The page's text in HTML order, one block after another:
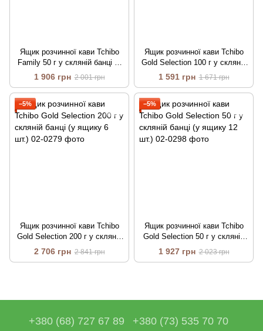
Ящик розчинної кави Tchibo
Family 50 г у скляній банці (у
ящику 12 шт.)
1 906 грн 2 001 грн
Ящик розчинної кави Tchibo
Gold Selection 100 г у скляній
банці (у ящику 6 шт.)
1 591 грн 1 671 грн
−5%
Ящик розчинної кави Tchibo
Gold Selection 200 г у скляній
банці (у ящику 6 шт.)
2 706 грн 2 841 грн
−5%
Ящик розчинної кави Tchibo
Gold Selection 50 г у скляній
банці (у ящику 12 шт.)
1 927 грн 2 023 грн
+380 (68) 727 67 89 +380 (73) 535 70 70